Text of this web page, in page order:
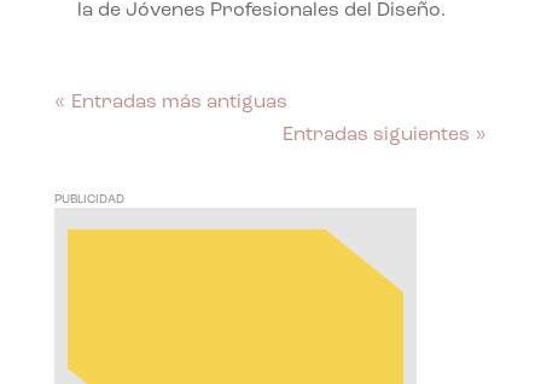
la de Jóvenes Profesionales del Diseño.
« Entradas más antiguas
Entradas siguientes »
PUBLICIDAD